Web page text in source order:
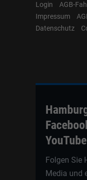
Login
AGB-
Impressum
Datenschutz
Folgen Sie
Media und